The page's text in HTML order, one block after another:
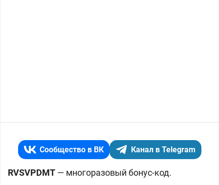
Сообщество в ВК Канал в Telegram
RVSVPDMT — многоразовый бонус-код.